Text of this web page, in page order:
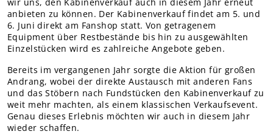
Online-Antrag
anbieten zu können. Der Kabinenverkauf findet am 5. und
6. Juni direkt am Fanshop statt. Von getragenem
Equipment über Restbestände bis hin zu ausgewählten
Einzelstücken wird es zahlreiche Angebote geben.
Bereits im vergangenen Jahr sorgte die Aktion für großen
Andrang, wobei der direkte Austausch mit anderen Fans
und das Stöbern nach Fundstücken den Kabinenverkauf zu
weit mehr machten, als einem klassischen Verkaufsevent.
Genau dieses Erlebnis möchten wir auch in diesem Jahr
wieder schaffen.